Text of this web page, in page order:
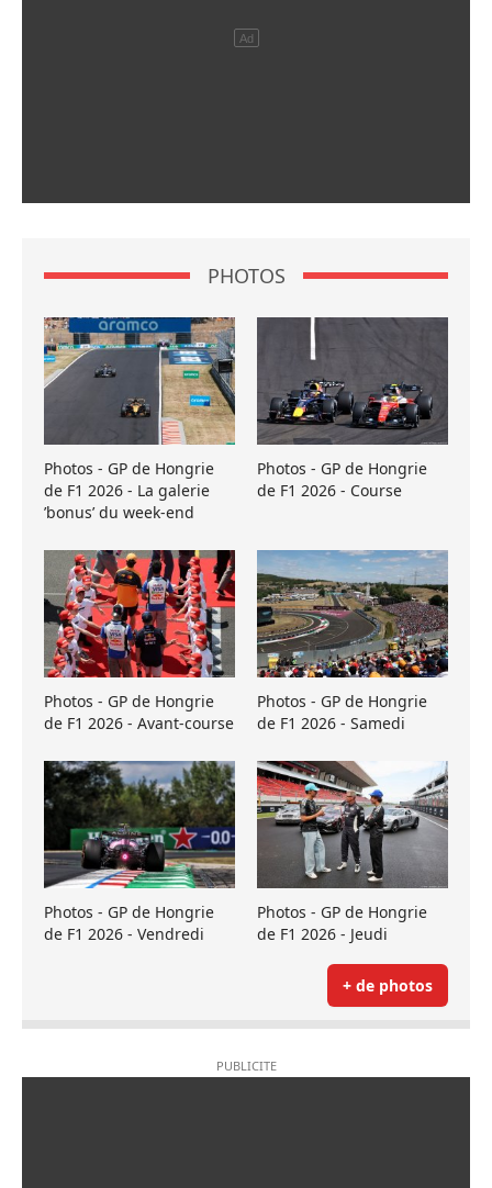
PHOTOS
Photos - GP de Hongrie
de F1 2026 - La galerie
’bonus’ du week-end
Photos - GP de Hongrie
de F1 2026 - Course
Photos - GP de Hongrie
de F1 2026 - Avant-course
Photos - GP de Hongrie
de F1 2026 - Samedi
Photos - GP de Hongrie
de F1 2026 - Vendredi
Photos - GP de Hongrie
de F1 2026 - Jeudi
+ de photos